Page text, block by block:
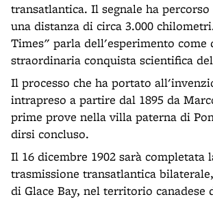
transatlantica. Il segnale ha percorso
una distanza di circa 3.000
Times" parla dell'esperimento come
straordinaria conquista scientifica
Il processo che ha portato
intrapreso a partire dal 1895 da
prime prove nella villa paterna di
dirsi concluso.
Il 16 dicembre 1902 sarà completata
trasmissione transatlantica
di Glace Bay, nel territorio canadese